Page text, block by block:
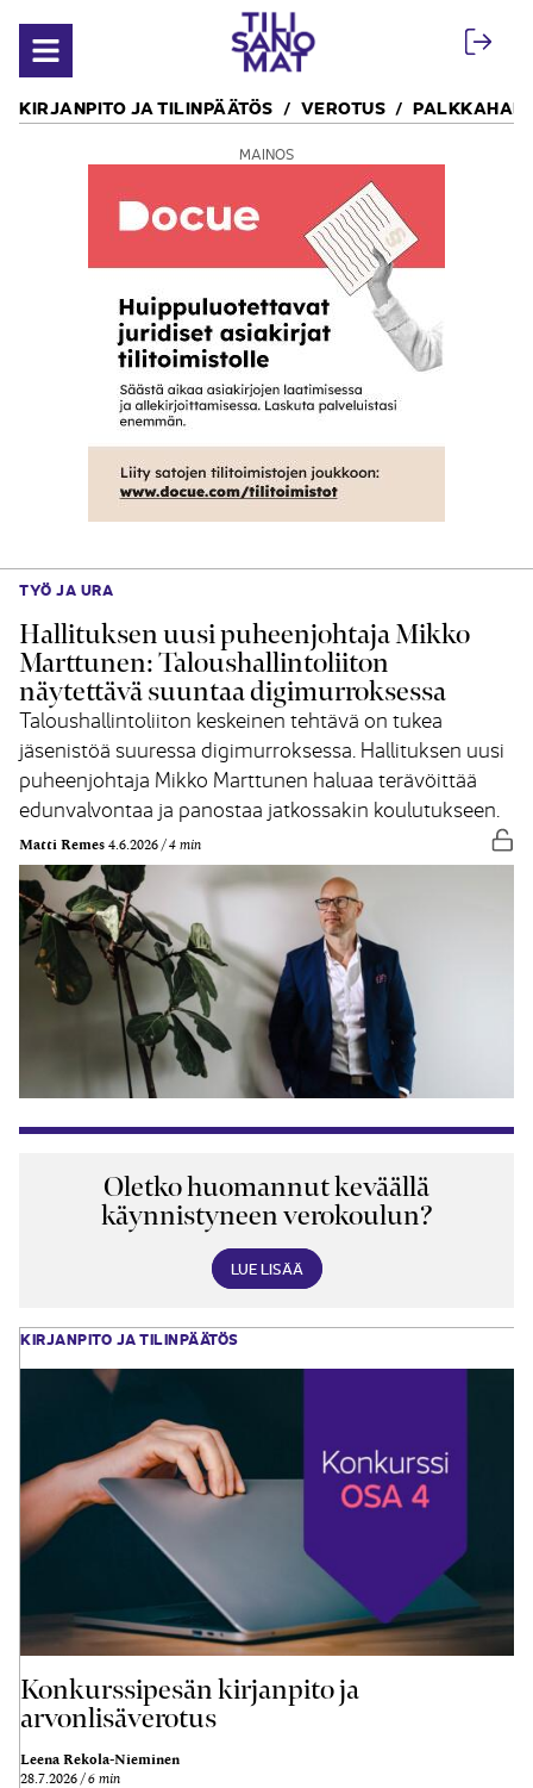
Avaa valikko
KIRJANPITO JA TILINPÄÄTÖS VEROTUS
MAINOS
TYÖ JA URA
Hallituksen uusi puheenjohtaja Mikko
Marttunen: Taloushallintoliiton
näytettävä suuntaa digimurroksessa
Taloushallintoliiton keskeinen tehtävä on tukea
jäsenistöä suuressa digimurroksessa. Hallituksen uusi
puheenjohtaja Mikko Marttunen haluaa terävöittää
edunvalvontaa ja panostaa jatkossakin koulutukseen.
Matti Remes 4.6.2026 4 min
Oletko huomannut keväällä
käynnistyneen verokoulun?
LUE LISÄÄ
KIRJANPITO JA TILINPÄÄTÖS
Konkurssipesän kirjanpito ja
arvonlisäverotus
Leena Rekola-Nieminen
28.7.2026 6 min